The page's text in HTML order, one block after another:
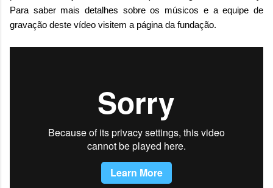
Para saber mais detalhes sobre os músicos e a equipe de
gravação deste vídeo visitem a página da fundação.